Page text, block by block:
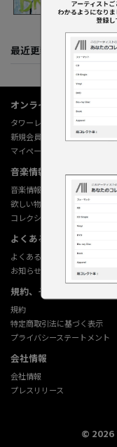
最近更新してくれた人
オンラインショップ情報
タワーレコード オンライン
新規会員登録
マイページ
音楽情報データベース
音楽情報データベース
欲しい物リストの使い方
コレクション機能の使い方
よくあるご質問 (Q&A)
よくあるご質問 (Q&A)
お知らせ
規約、その他
規約
特定商取引法に基づく表示
プライバシーステートメント
会社情報
会社情報
プレスリリース
© 2026